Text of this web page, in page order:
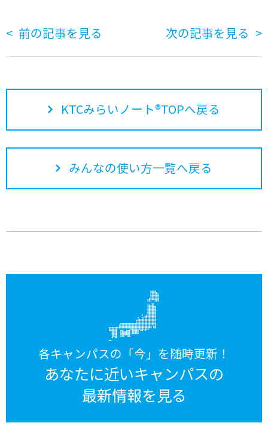
前の記事を見る 次の記事を見る
KTCみらいノート®TOPへ戻る
みんなの使い方一覧へ戻る
各キャンパスの「今」を随時更新！
あなたに近いキャンパスの
最新情報を見る